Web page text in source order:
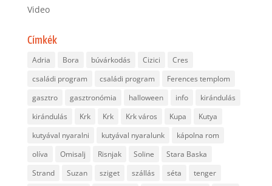
Video
Címkék
Adria Bora búvárkodás Cizici
Cres
családi program
családi program
Ferences templom
gasztro
gasztronómia halloween info
kirándulás
kirándulás
Krk Krk Krk város Kupa
Kutya
kutyával nyaralni
kutyával nyaralunk
kápolna rom
olíva
Omisalj Risnjak Soline
Stara Baska
Strand
Suzan sziget szállás séta
tenger